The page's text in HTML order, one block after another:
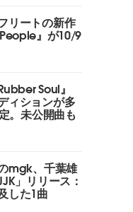
リートの新作
』が10/9
Soul』
ィションが多
。未公開曲も
mgk、千葉雄
」リリース：
した1曲